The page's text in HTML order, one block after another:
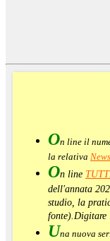
On line il
la relativa
On line
dell'annata
studio, la
fonte). Digitare
Una nuova